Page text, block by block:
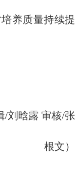
养质量持续提
/刘晗露 审核/张
根文）